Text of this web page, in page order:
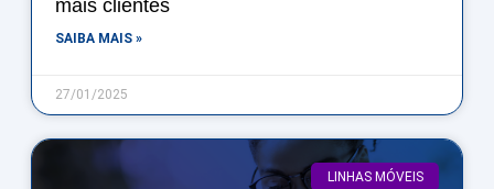
mais clientes
SAIBA MAIS »
27/01/2025
LINHAS MÓVEIS